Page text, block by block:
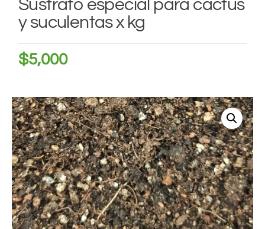
Sustrato especial para cactus
y suculentas x kg
$5,000